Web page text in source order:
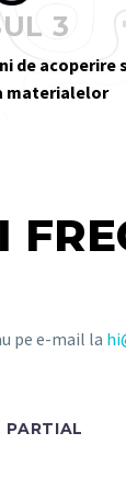
3
de acoperire
materialelor
pe e-mail la
PARTIAL